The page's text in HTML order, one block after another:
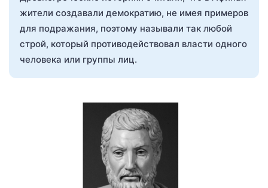
жители создавали демократию, не имея примеров
для подражания, поэтому называли так любой
строй, который противодействовал власти одного
человека или группы лиц.